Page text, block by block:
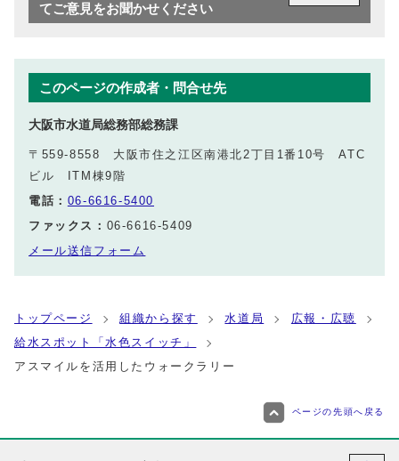
てご意見をお聞かせください
このページの作成者・問合せ先
大阪市水道局総務部総務課
〒559-8558 大阪市住之江区南港北2丁目1番10号 ATC
ビル ITM棟9階
電話： 06-6616-5400
ファックス： 06-6616-5409
メール送信フォーム
トップページ 組織から探す 水道局
広報・広聴
給水スポット「水色スイッチ」
アスマイルを活用したウォークラリー
ページの先頭へ戻る